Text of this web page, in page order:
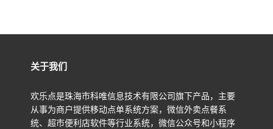
关于我们
欢乐点是珠海市科唯信息技术有限公司旗下产品，主要
从事为商户提供移动点单系统方案，微信外卖点餐系
统、超市便利店软件等行业系统，微信公众号和小程序